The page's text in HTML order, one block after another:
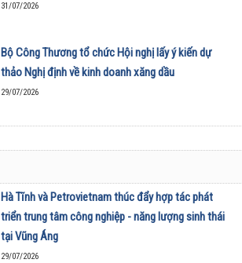
31/07/2026
Bộ Công Thương tổ chức Hội nghị lấy ý kiến dự
thảo Nghị định về kinh doanh xăng dầu
29/07/2026
Hà Tĩnh và Petrovietnam thúc đẩy hợp tác phát
triển trung tâm công nghiệp - năng lượng sinh thái
tại Vũng Áng
29/07/2026